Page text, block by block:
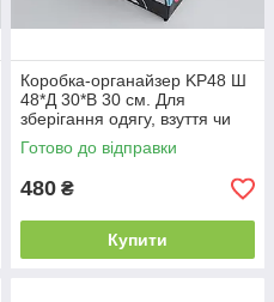
Коробка-органайзер KP48 Ш
48*Д 30*В 30 см. Для
зберігання одягу, взуття чи
невеликих предметів
Готово до відправки
480 ₴
Купити